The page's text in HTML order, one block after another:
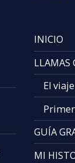
INICIO
LLAMAS
El viaje
GUÍA
MI